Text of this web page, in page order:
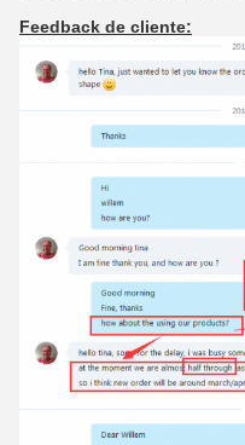
Feedback de cliente: